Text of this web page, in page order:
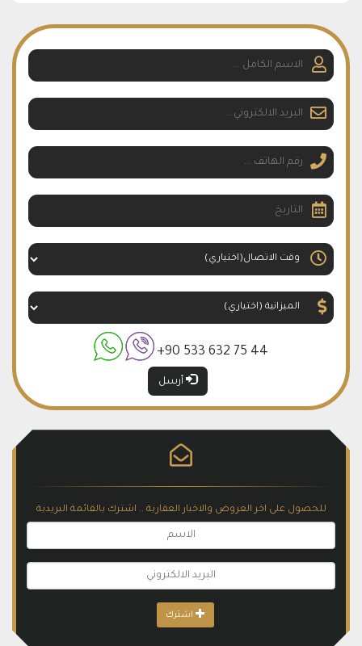
+90 533 632 75 44
للحصول على اخر العروض والاخبار العقارية .. اشترك بالقائمة البريدية
اشترك